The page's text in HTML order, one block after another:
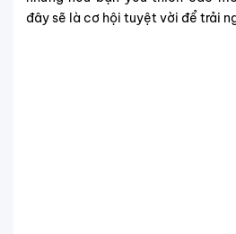
đây sẽ là cơ hội tuyệt vời để trải